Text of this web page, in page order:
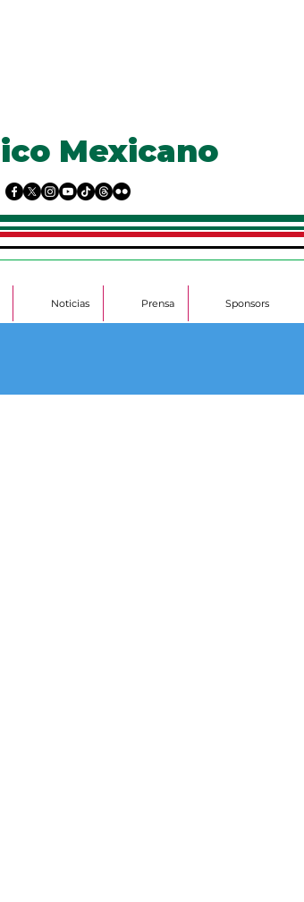
Mexicano
Noticias Prensa Sponsors